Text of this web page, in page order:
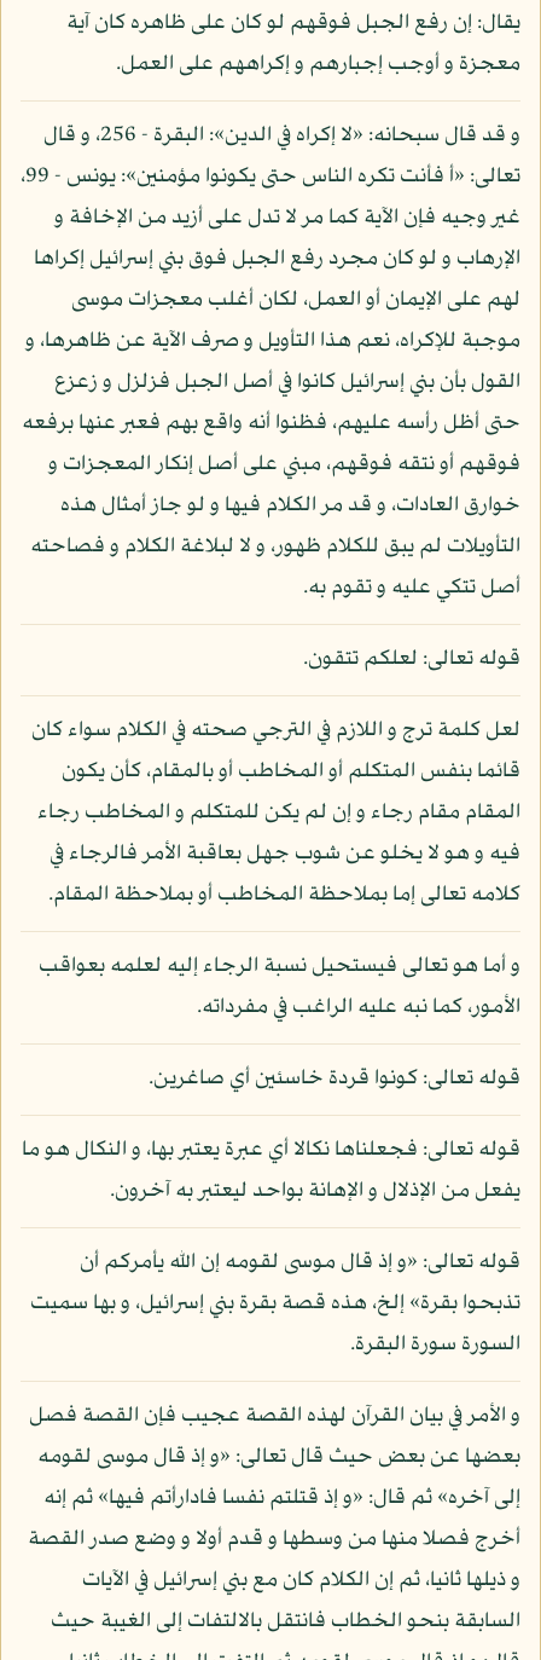
يقال: إن رفع الجبل فوقهم لو كان على ظاهره كان آية
معجزة و أوجب إجبارهم و إكراههم على العمل.
و قد قال سبحانه: «لا إكراه في الدين»: البقرة - 256، و قال
تعالى: «أ فأنت تكره الناس حتى يكونوا مؤمنين»: يونس - 99،
غير وجيه فإن الآية كما مر لا تدل على أزيد من الإخافة و
الإرهاب و لو كان مجرد رفع الجبل فوق بني إسرائيل إكراها
لهم على الإيمان أو العمل، لكان أغلب معجزات موسى
موجبة للإكراه، نعم هذا التأويل و صرف الآية عن ظاهرها، و
القول بأن بني إسرائيل كانوا في أصل الجبل فزلزل و زعزع
حتى أظل رأسه عليهم، فظنوا أنه واقع بهم فعبر عنها برفعه
فوقهم أو نتقه فوقهم، مبني على أصل إنكار المعجزات و
خوارق العادات، و قد مر الكلام فيها و لو جاز أمثال هذه
التأويلات لم يبق للكلام ظهور، و لا لبلاغة الكلام و فصاحته
أصل تتكي عليه و تقوم به.
قوله تعالى: لعلكم تتقون.
لعل كلمة ترج و اللازم في الترجي صحته في الكلام سواء كان
قائما بنفس المتكلم أو المخاطب أو بالمقام، كأن يكون
المقام مقام رجاء و إن لم يكن للمتكلم و المخاطب رجاء
فيه و هو لا يخلو عن شوب جهل بعاقبة الأمر فالرجاء في
كلامه تعالى إما بملاحظة المخاطب أو بملاحظة المقام.
و أما هو تعالى فيستحيل نسبة الرجاء إليه لعلمه بعواقب
الأمور، كما نبه عليه الراغب في مفرداته.
قوله تعالى: كونوا قردة خاسئين أي صاغرين.
قوله تعالى: فجعلناها نكالا أي عبرة يعتبر بها، و النكال هو ما
يفعل من الإذلال و الإهانة بواحد ليعتبر به آخرون.
قوله تعالى: «و إذ قال موسى لقومه إن الله يأمركم أن
تذبحوا بقرة» إلخ، هذه قصة بقرة بني إسرائيل، و بها سميت
السورة سورة البقرة.
و الأمر في بيان القرآن لهذه القصة عجيب فإن القصة فصل
بعضها عن بعض حيث قال تعالى: «و إذ قال موسى لقومه
إلى آخره» ثم قال: «و إذ قتلتم نفسا فادارأتم فيها» ثم إنه
أخرج فصلا منها من وسطها و قدم أولا و وضع صدر القصة
و ذيلها ثانيا، ثم إن الكلام كان مع بني إسرائيل في الآيات
السابقة بنحو الخطاب فانتقل بالالتفات إلى الغيبة حيث